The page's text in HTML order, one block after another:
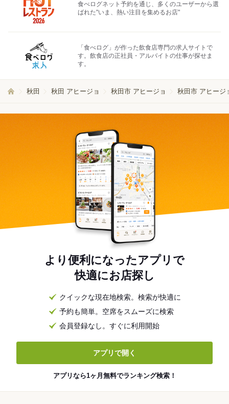
食べログネット予約を通じ、多くのユーザーから選
ばれた"いま、熱い注目を集めるお店"
「食べログ」が作った飲食店専門の求人サイトで
す。飲食店の正社員・アルバイトの仕事が探せま
す。
秋田 秋田 アヒージョ 秋田市 アヒージョ 秋田市 アヒージ
より便利になったアプリで
快適にお店探し
クイックな現在地検索。検索が快適に
予約も簡単。空席をスムーズに検索
会員登録なし。すぐに利用開始
アプリで開く
アプリなら1ヶ月無料でランキング検索！